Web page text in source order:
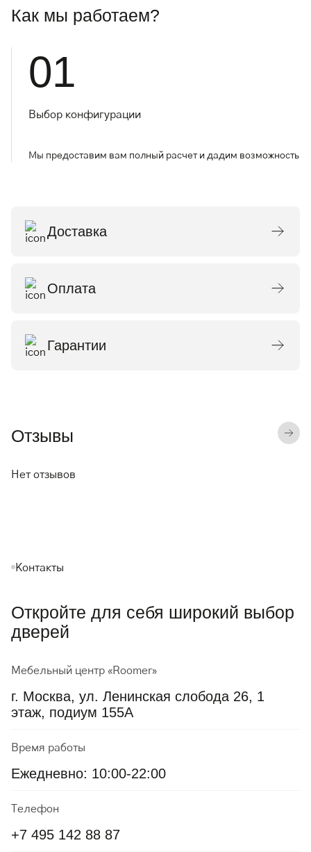
Как мы работаем?
01
Выбор конфигурации
Мы предоставим вам полный расчет и дадим возможность
Доставка
Оплата
Гарантии
Отзывы
Нет отзывов
Контакты
Откройте для себя широкий выбор
дверей
Мебельный центр «Roomer»
г. Москва, ул. Ленинская слобода 26, 1
этаж, подиум 155А
Время работы
Ежедневно: 10:00-22:00
Телефон
+7 495 142 88 87